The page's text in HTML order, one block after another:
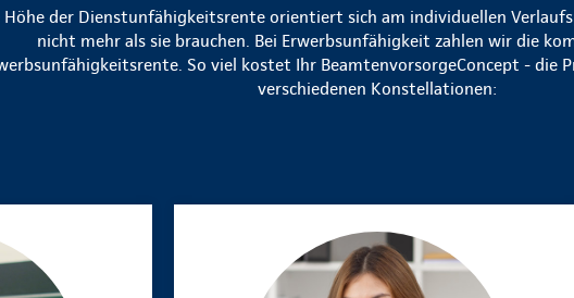
Höhe der Dienstunfähigkeitsrente orientiert sich am individuellen
nicht mehr als sie brauchen. Bei Erwerbsunfähigkeit zahlen wir die
So viel kostet Ihr BeamtenvorsorgeConcept - die
verschiedenen Konstellationen: